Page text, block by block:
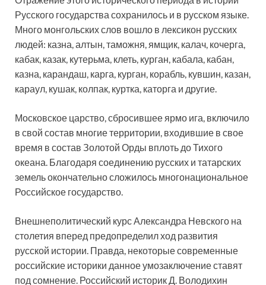
Русского государства сохранилось и в русском языке.
Много монгольских слов вошло в лексикон русских
людей: казна, алтын, таможня, ямщик, калач, кочерга,
кабак, казак, кутерьма, клеть, курган, кабала, кабан,
казна, карандаш, карга, курган, корабль, кувшин, казан,
караул, кушак, колпак, куртка, каторга и другие.
Московское царство, сбросившее ярмо ига, включило
в свой состав многие территории, входившие в свое
время в состав Золотой Орды вплоть до Тихого
океана. Благодаря соединению русских и татарских
земель окончательно сложилось многонациональное
Российское государство.
Внешнеполитический курс Александра Невского на
столетия вперед предопределил ход развития
русской истории. Правда, некоторые современные
российские историки данное умозаключение ставят
под сомнение. Российский историк Д. Володихин